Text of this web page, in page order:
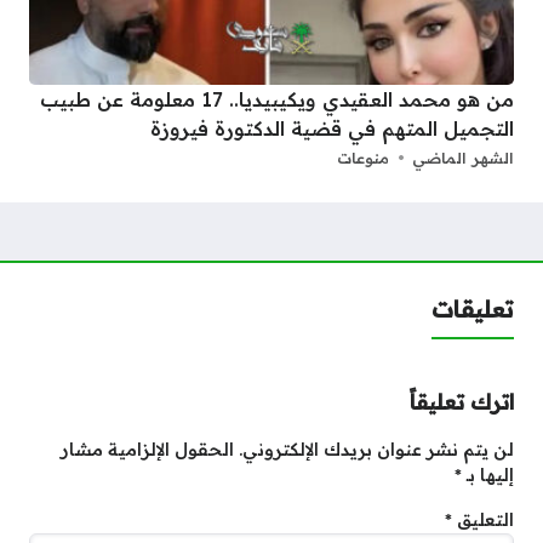
من هو محمد العقيدي ويكيبيديا.. 17 معلومة عن طبيب
التجميل المتهم في قضية الدكتورة فيروزة
الشهر الماضي منوعات
تعليقات
اترك تعليقاً
لن يتم نشر عنوان بريدك الإلكتروني. الحقول الإلزامية مشار
إليها بـ*
التعليق *